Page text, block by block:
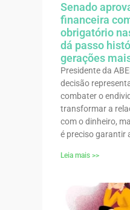
Senado
financeira
obrigatório
dá passo
gerações
Presidente da
decisão
combater o
transformar a
com o dinheiro,
é preciso garantir
Leia mais >>